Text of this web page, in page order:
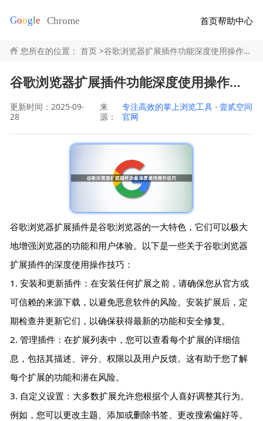
首页帮助中心
您所在的位置： 首页 >谷歌浏览器扩展插件功能深度使用操作技巧
谷歌浏览器扩展插件功能深度使用操作技巧
更新时间：2025-09-
28
来
源：
专注高效的掌上浏览工具 - 壹贰空间
官网
谷歌浏览器扩展插件是谷歌浏览器的一大特色，它们可以极大
地增强浏览器的功能和用户体验。以下是一些关于谷歌浏览器
扩展插件的深度使用操作技巧：
1. 安装和更新插件：在安装任何扩展之前，请确保您从官方或
可信赖的来源下载，以避免恶意软件的风险。安装扩展后，定
期检查并更新它们，以确保获得最新的功能和安全修复。
2. 管理插件：在扩展列表中，您可以查看每个扩展的详细信
息，包括其描述、评分、权限以及用户反馈。这有助于您了解
每个扩展的功能和潜在风险。
3. 自定义设置：大多数扩展允许您根据个人喜好调整其行为。
例如，您可以更改主题、添加或删除书签、更改搜索偏好等。